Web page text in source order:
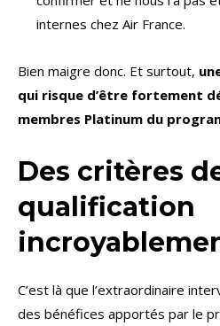
internes chez Air France.
Bien maigre donc. Et surtout,
qui risque d’être fortement
membres Platinum du
Des critères
qualification
C’est là que l’extraordinaire
des bénéfices apportés par le